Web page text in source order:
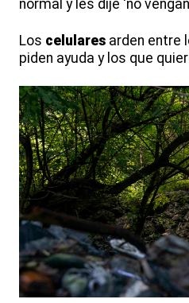
normal y les dije ‘no
Los celulares arden entre
piden ayuda y los que